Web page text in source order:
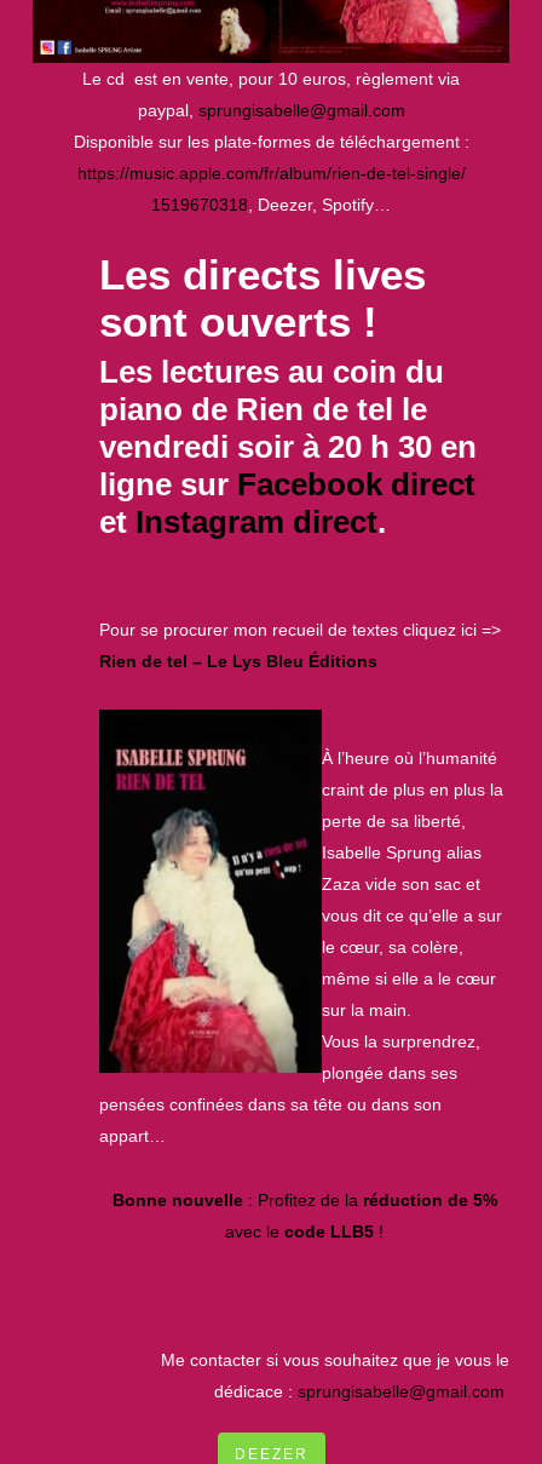
Le cd est en vente, pour 10 euros, règlement via
paypal, sprungisabelle@gmail.com
Disponible sur les plate-formes de téléchargement :
https://music.apple.com/fr/album/rien-de-tel-single/
1519670318 , Deezer, Spotify…
Les directs lives
sont ouverts !
Les lectures au coin du
piano de Rien de tel
le
vendredi soir à 20 h 30 en
ligne sur Facebook direct
et Instagram direct.
Pour se procurer mon recueil de textes cliquez ici =>
Rien de tel – Le Lys Bleu Éditions
À l’heure où l’humanité
craint de plus en plus la
perte de sa liberté,
Isabelle Sprung alias
Zaza vide son sac et
vous dit ce qu’elle a sur
le cœur, sa colère,
même si elle a le cœur
sur la main.
Vous la surprendrez,
plongée dans ses
pensées confinées dans sa tête ou dans son
appart…
Bonne nouvelle: Profitez de la réduction de 5%
avec le code LLB5 !
Me contacter si vous souhaitez que je vous le
dédicace :sprungisabelle@gmail.com
DEEZER